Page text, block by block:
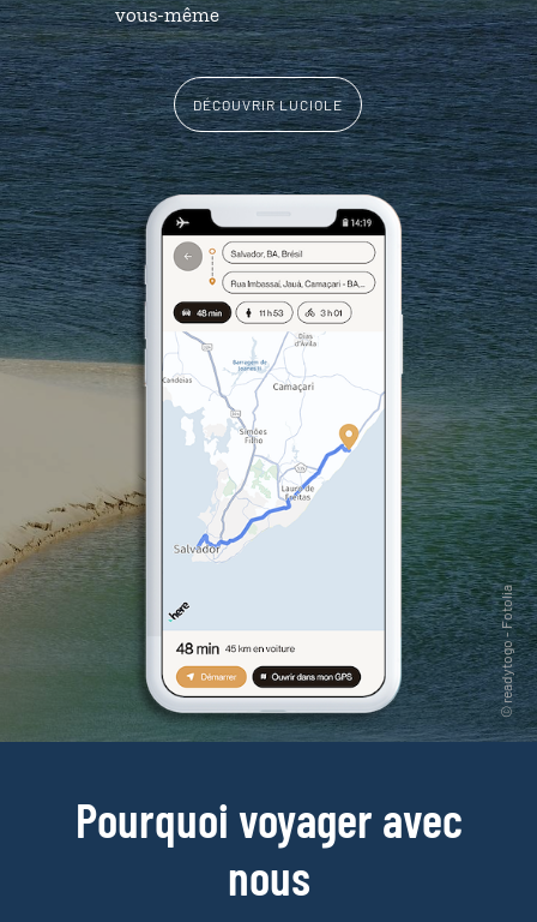
vous-même
DÉCOUVRIR LUCIOLE
Pourquoi voyager avec
nous